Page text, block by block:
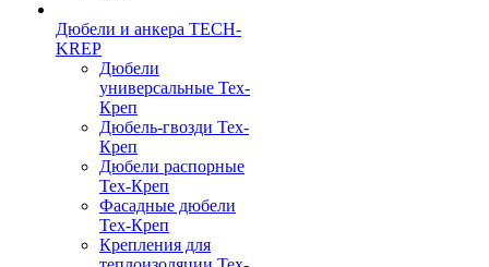
Дюбели и анкера TECH-
KREP
Дюбели
универсальные Тех-
Креп
Дюбель-гвозди Тех-
Креп
Дюбели распорные
Тех-Креп
Фасадные дюбели
Тех-Креп
Крепления для